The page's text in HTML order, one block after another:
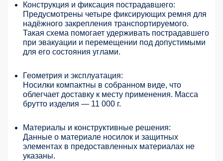
Конструкция и фиксация пострадавшего:
Предусмотрены четыре фиксирующих ремня для
надёжного закрепления транспортируемого.
Такая схема помогает удерживать пострадавшего
при эвакуации и перемещении под допустимыми
для его состояния углами.
Геометрия и эксплуатация:
Носилки компактны в собранном виде, что
облегчает доставку к месту применения. Масса
брутто изделия — 11 000 г.
Материалы и конструктивные решения:
Данные о материале носилок и защитных
элементах в предоставленных материалах не
указаны.